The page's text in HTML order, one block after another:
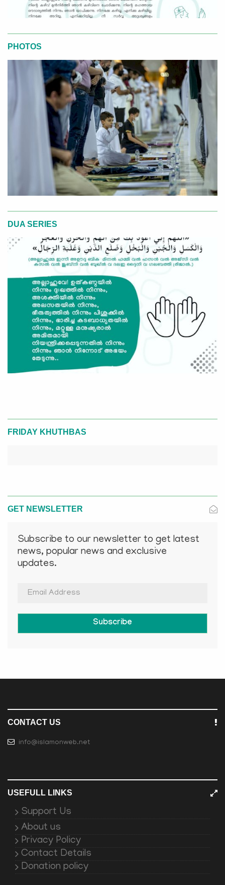
PHOTOS
DUA SERIES
FRIDAY KHUTHBAS
GET NEWSLETTER
Subscribe to our newsletter to get latest
news, popular news and exclusive
updates.
Subscribe
CONTACT US
info@islamonweb.net
USEFULL LINKS
Support Us
About us
Privacy Policy
Contact Details
Donation policy